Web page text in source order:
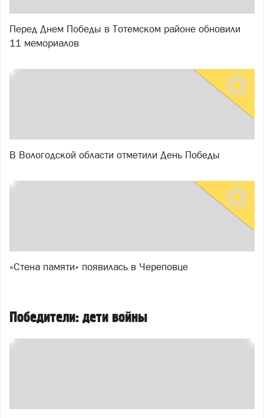
Перед Днем Победы в Тотемском районе обновили
11 мемориалов
В Вологодской области отметили День Победы
«Стена памяти» появилась в Череповце
Победители: дети войны